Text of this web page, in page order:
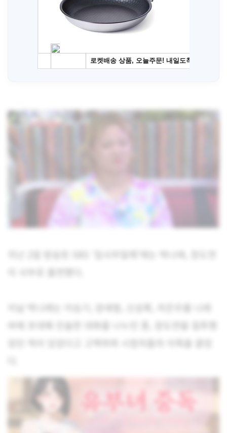
이 사부로 출연했다.
이날 박나래는 이승기, 양세형, 신성록, 차은우를 나래
바에 초대해 진솔한 대화를 나누던 중, 장도연을 질투했
었던 적이 있었다고 고백하며 시청자들의 이목을 끌었